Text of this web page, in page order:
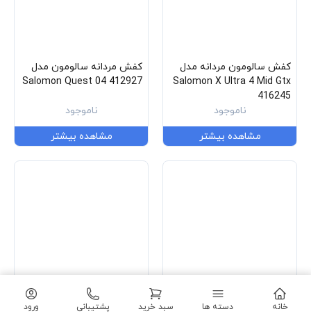
کفش سالومون مردانه مدل
Salomon X Ultra 4 Mid Gtx
416245
ناموجود
مشاهده بیشتر
کفش مردانه سالومون مدل
Salomon Quest 04 412927
ناموجود
مشاهده بیشتر
کفش سالومون مردانه مدل
کفش سالومون مردانه مدل
خانه دسته ها سبد خرید پشتیبانی ورود